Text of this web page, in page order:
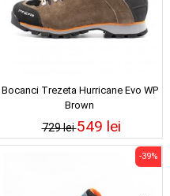
Bocanci Trezeta Hurricane Evo WP
Brown
729 lei549 lei
-39%